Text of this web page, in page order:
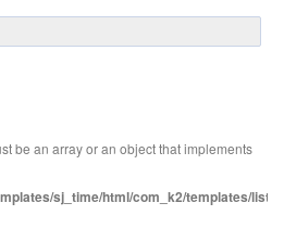
be an array or an object that implements
sj_time/html/com_k2/templates/